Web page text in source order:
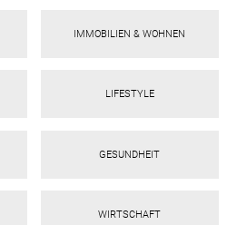
in up
IMMOBILIEN & WOHNEN
LIFESTYLE
GESUNDHEIT
WIRTSCHAFT